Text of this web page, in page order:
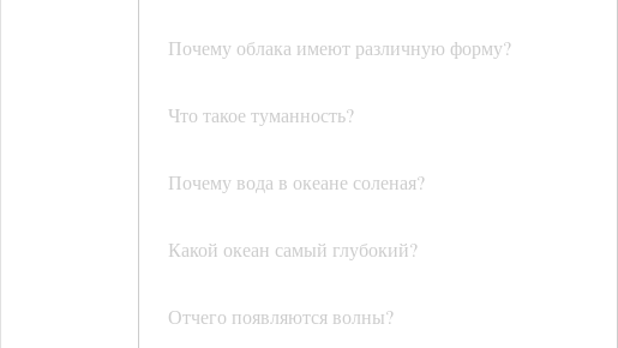
Почему облака имеют различную форму?
Что такое туманность?
Почему вода в океане соленая?
Какой океан самый глубокий?
Отчего появляются волны?